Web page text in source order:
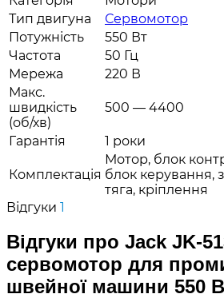
Тип двигуна
Сервомотор
Потужність
550 Вт
Частота
50 Гц
Мережа
220 В
Макс.
швидкість
(об/хв)
500 — 4400
Гарантія 1 роки
Комплектація
Мотор, блок
блок керування,
тяга, кріплення
Відгуки 1
Відгуки про Jack JK-
сервомотор для
швейної машини 550